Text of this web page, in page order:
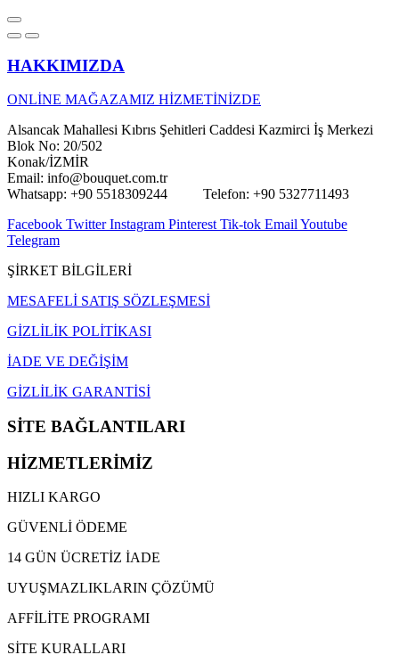
HAKKIMIZDA
ONLİNE MAĞAZAMIZ HİZMETİNİZDE
Alsancak Mahallesi Kıbrıs Şehitleri Caddesi Kazmirci İş Merkezi
Blok No: 20/502
Konak/İZMİR
Email: info@bouquet.com.tr
Whatsapp: +90 5518309244 Telefon: +90 5327711493
Facebook Twitter Instagram Pinterest Tik-tok Email Youtube
Telegram
ŞİRKET BİLGİLERİ
MESAFELİ SATIŞ SÖZLEŞMESİ
GİZLİLİK POLİTİKASI
İADE VE DEĞİŞİM
GİZLİLİK GARANTİSİ
SİTE BAĞLANTILARI
HİZMETLERİMİZ
HIZLI KARGO
GÜVENLİ ÖDEME
14 GÜN ÜCRETİZ İADE
UYUŞMAZLIKLARIN ÇÖZÜMÜ
AFFİLİTE PROGRAMI
SİTE KURALLARI